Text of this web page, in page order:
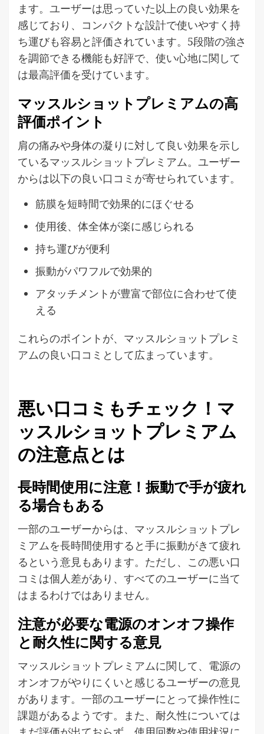
ます。ユーザーは思っていた以上の良い効果を
感じており、コンパクトな設計で使いやすく持
ち運びも容易と評価されています。5段階の強さ
を調節できる機能も好評で、使い心地に関して
は最高評価を受けています。
マッスルショットプレミアムの高
評価ポイント
肩の痛みや身体の凝りに対して良い効果を示し
ているマッスルショットプレミアム。ユーザー
からは以下の良い口コミが寄せられています。
筋膜を短時間で効果的にほぐせる
使用後、体全体が楽に感じられる
持ち運びが便利
振動がパワフルで効果的
アタッチメントが豊富で部位に合わせて使
える
これらのポイントが、マッスルショットプレミ
アムの良い口コミとして広まっています。
悪い口コミもチェック！マ
ッスルショットプレミアム
の注意点とは
長時間使用に注意！振動で手が疲れ
る場合もある
一部のユーザーからは、マッスルショットプレ
ミアムを長時間使用すると手に振動がきて疲れ
るという意見もあります。ただし、この悪い口
コミは個人差があり、すべてのユーザーに当て
はまるわけではありません。
注意が必要な電源のオンオフ操作
と耐久性に関する意見
マッスルショットプレミアムに関して、電源の
オンオフがやりにくいと感じるユーザーの意見
があります。一部のユーザーにとって操作性に
課題があるようです。また、耐久性については